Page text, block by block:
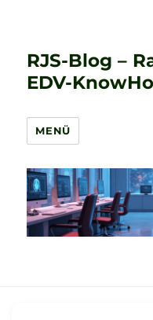
RJS-Blog –
EDV-
MENÜ